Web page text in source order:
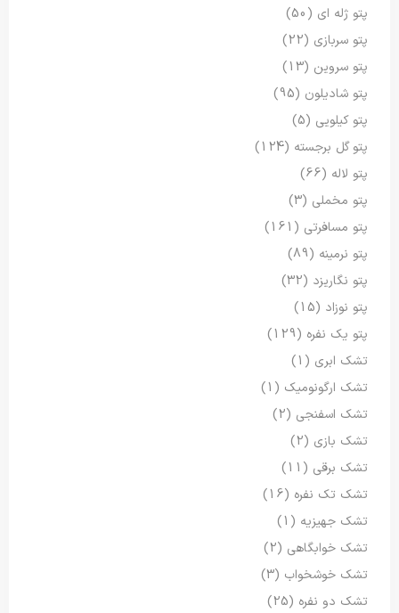
پتو ژله ای (50)
پتو سربازی (22)
پتو سروین (13)
پتو شادیلون (95)
پتو کیلویی (5)
پتو گل برجسته (124)
پتو لاله (66)
پتو مخملی (3)
پتو مسافرتی (161)
پتو نرمینه (89)
پتو نگاریزد (32)
پتو نوزاد (15)
پتو یک نفره (129)
تشک ابری (1)
تشک ارگونومیک (1)
تشک اسفنجی (2)
تشک بازی (2)
تشک برقی (11)
تشک تک نفره (16)
تشک جهیزیه (1)
تشک خوابگاهی (2)
تشک خوشخواب (3)
تشک دو نفره (25)